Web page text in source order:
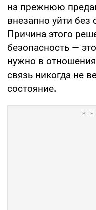
на прежнюю
внезапно уйти без
Причина этого
безопасность —
нужно в
связь никогда не
состояние.